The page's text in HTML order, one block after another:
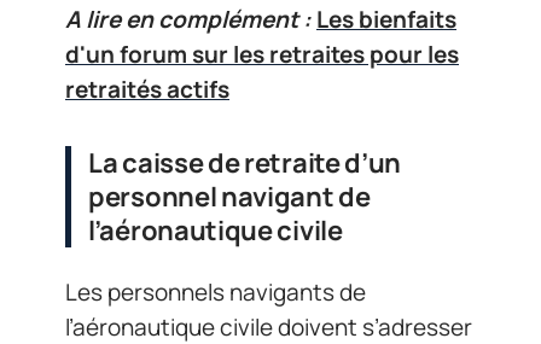
A lire en complément :Les bienfaits
d'un forum sur les retraites pour les
retraités actifs
La caisse de retraite d’un
personnel navigant de
l’aéronautique civile
Les personnels navigants de
l’aéronautique civile doivent s’adresser